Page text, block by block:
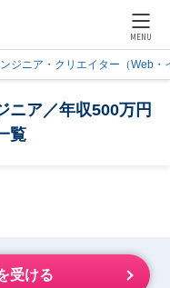
MENU
ジニア・クリエイター（Web・
ニア／年収500万円
覧
受ける